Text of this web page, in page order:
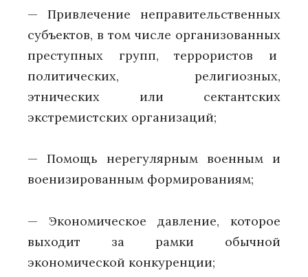
— Привлечение неправительственных
субъектов, в том числе организованных
преступных групп, террористов и
политических, религиозных,
этнических или сектантских
экстремистских организаций;
— Помощь нерегулярным военным и
военизированным формированиям;
— Экономическое давление, которое
выходит за рамки обычной
экономической конкуренции;